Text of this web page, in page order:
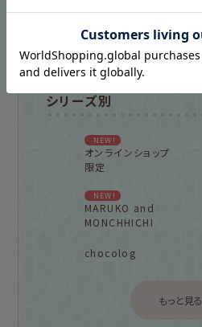
古川紙工プロダクトトップ
シリーズ別
NEW!
オンラインショップ
限定
NEW!
MARUKO and
MONCHHICHI
chocolog
もっと見る